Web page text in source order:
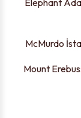
Elephant
McMurdo
Mount Erebus: